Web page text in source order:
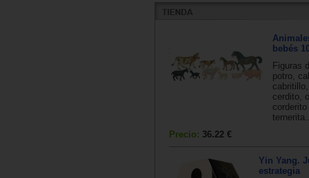
bebés
Figuras
potro,
cerdito,
Precio: 36.22 €
Yin Yang.
estrategia